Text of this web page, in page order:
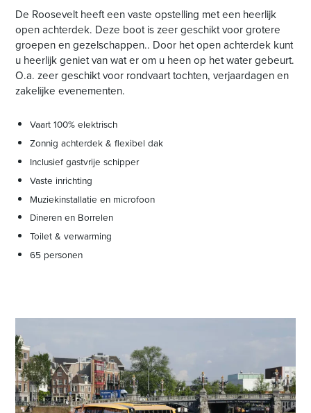
De Roosevelt heeft een vaste opstelling met een heerlijk
open achterdek. Deze boot is zeer geschikt voor grotere
groepen en gezelschappen.. Door het open achterdek kunt
u heerlijk geniet van wat er om u heen op het water gebeurt.
O.a. zeer geschikt voor rondvaart tochten, verjaardagen en
zakelijke evenementen.
Vaart 100% elektrisch
Zonnig achterdek & flexibel dak
Inclusief gastvrije schipper
Vaste inrichting
Muziekinstallatie en microfoon
Dineren en Borrelen
Toilet & verwarming
65 personen